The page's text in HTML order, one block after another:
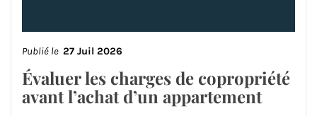
Publié le 27 Juil 2026
Évaluer les charges de copropriété
avant l’achat d’un appartement